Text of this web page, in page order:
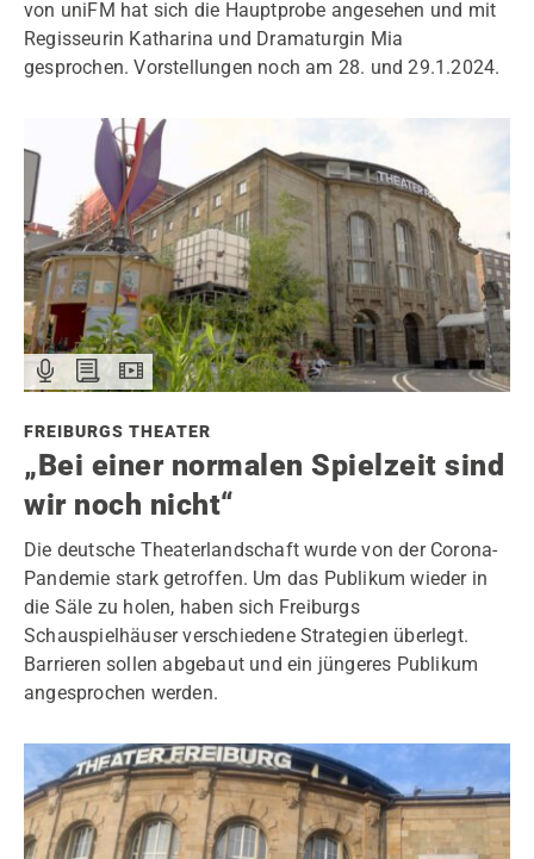
von uniFM hat sich die Hauptprobe angesehen und mit
Regisseurin Katharina und Dramaturgin Mia
gesprochen. Vorstellungen noch am 28. und 29.1.2024.
FREIBURGS THEATER
„Bei einer normalen Spielzeit sind
wir noch nicht“
Die deutsche Theaterlandschaft wurde von der Corona-
Pandemie stark getroffen. Um das Publikum wieder in
die Säle zu holen, haben sich Freiburgs
Schauspielhäuser verschiedene Strategien überlegt.
Barrieren sollen abgebaut und ein jüngeres Publikum
angesprochen werden.